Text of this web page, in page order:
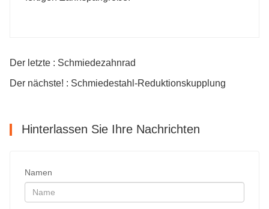
Der letzte : Schmiedezahnrad
Der nächste! : Schmiedestahl-Reduktionskupplung
Hinterlassen Sie Ihre Nachrichten
Namen